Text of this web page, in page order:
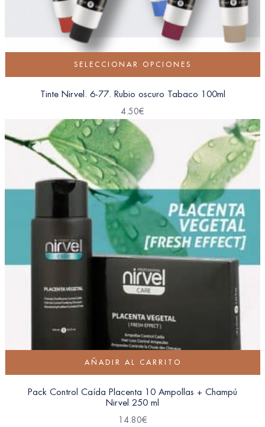
SELECCIONAR OPCIONES
Tinte Nirvel. 6-77. Rubio oscuro Tabaco 100ml
4.50€
AÑADIR AL CARRITO
Pack Control Caída Placenta 10 Ampollas + Champú
Nirvel 250 ml
14.80€